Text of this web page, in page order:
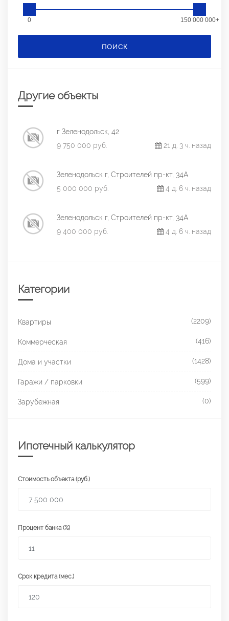
0 150 000 000+
ПОИСК
Другие объекты
г Зеленодольск, 42
9 750 000 руб.
21 д. 3 ч. назад
Зеленодольск г, Строителей пр-кт, 34А
5 000 000 руб.
4 д. 6 ч. назад
Зеленодольск г, Строителей пр-кт, 34А
9 400 000 руб.
4 д. 6 ч. назад
Категории
Квартиры (2209)
Коммерческая (416)
Дома и участки (1428)
Гаражи / парковки (599)
Зарубежная (0)
Ипотечный калькулятор
Стоимость объекта (руб.)
Процент банка (%)
Срок кредита (мес.)